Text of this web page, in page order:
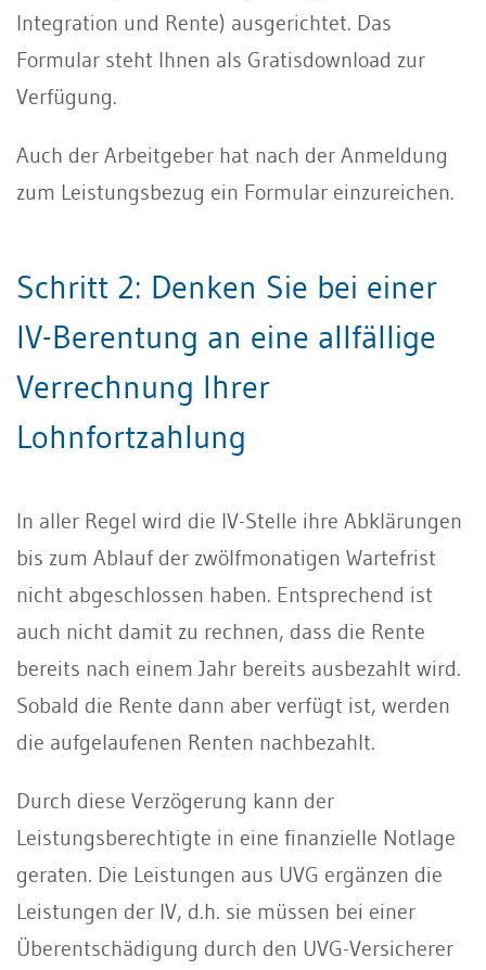
Integration und Rente) ausgerichtet. Das
Formular steht Ihnen als Gratisdownload zur
Verfügung.
Auch der Arbeitgeber hat nach der Anmeldung
zum Leistungsbezug ein Formular einzureichen.
Schritt 2: Denken Sie bei einer
IV-Berentung an eine allfällige
Verrechnung Ihrer
Lohnfortzahlung
In aller Regel wird die IV-Stelle ihre Abklärungen
bis zum Ablauf der zwölfmonatigen Wartefrist
nicht abgeschlossen haben. Entsprechend ist
auch nicht damit zu rechnen, dass die Rente
bereits nach einem Jahr bereits ausbezahlt wird.
Sobald die Rente dann aber verfügt ist, werden
die aufgelaufenen Renten nachbezahlt.
Durch diese Verzögerung kann der
Leistungsberechtigte in eine finanzielle Notlage
geraten. Die Leistungen aus UVG ergänzen die
Leistungen der IV, d.h. sie müssen bei einer
Überentschädigung durch den UVG-Versicherer